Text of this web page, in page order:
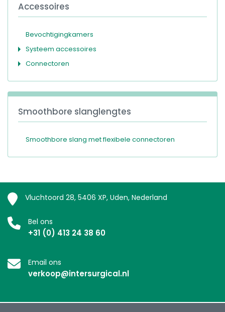
Accessoires
Bevochtigingkamers
Systeem accessoires
Connectoren
Smoothbore slanglengtes
Smoothbore slang met flexibele connectoren
Vluchtoord 28, 5406 XP, Uden, Nederland
Bel ons
+31 (0) 413 24 38 60
Email ons
verkoop@intersurgical.nl